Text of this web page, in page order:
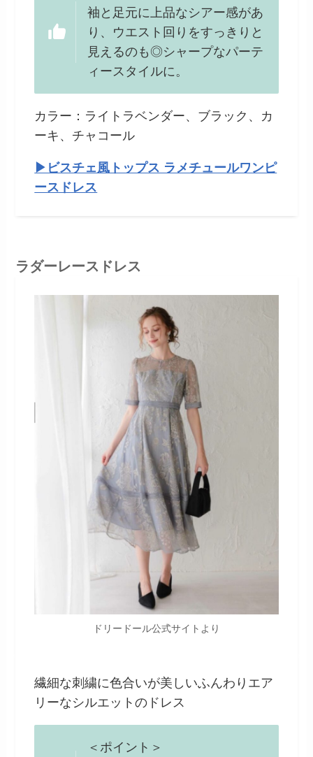
袖と足元に上品なシアー感があ
り、ウエスト回りをすっきりと
見えるのも◎シャープなパーテ
ィースタイルに。
カラー：ライトラベンダー、ブラック、カ
ーキ、チャコール
▶︎ビスチェ風トップス ラメチュールワンピ
ースドレス
ラダーレースドレス
ドリードール公式サイトより
繊細な刺繍に色合いが美しいふんわりエア
リーなシルエットのドレス
＜ポイント＞